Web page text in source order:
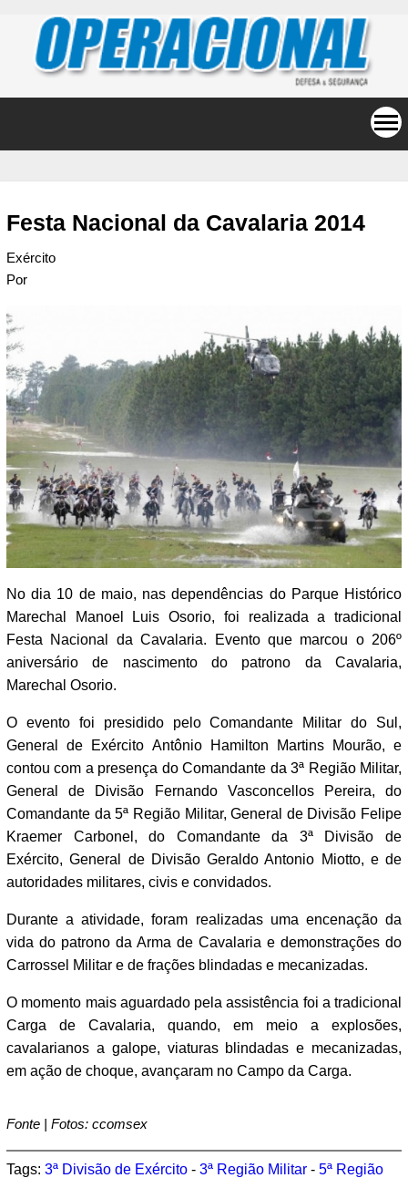
Festa Nacional da Cavalaria 2014
Exército
Por
No dia 10 de maio, nas dependências do Parque Histórico
Marechal Manoel Luis Osorio, foi realizada a tradicional
Festa Nacional da Cavalaria. Evento que marcou o 206º
aniversário de nascimento do patrono da Cavalaria,
Marechal Osorio.
O evento foi presidido pelo Comandante Militar do Sul,
General de Exército Antônio Hamilton Martins Mourão, e
contou com a presença do Comandante da 3ª Região Militar,
General de Divisão Fernando Vasconcellos Pereira, do
Comandante da 5ª Região Militar, General de Divisão Felipe
Kraemer Carbonel, do Comandante da 3ª Divisão de
Exército, General de Divisão Geraldo Antonio Miotto, e de
autoridades militares, civis e convidados.
Durante a atividade, foram realizadas uma encenação da
vida do patrono da Arma de Cavalaria e demonstrações do
Carrossel Militar e de frações blindadas e mecanizadas.
O momento mais aguardado pela assistência foi a tradicional
Carga de Cavalaria, quando, em meio a explosões,
cavalarianos a galope, viaturas blindadas e mecanizadas,
em ação de choque, avançaram no Campo da Carga.
Fonte | Fotos: ccomsex
Tags: 3ª Divisão de Exército - 3ª Região Militar - 5ª Região